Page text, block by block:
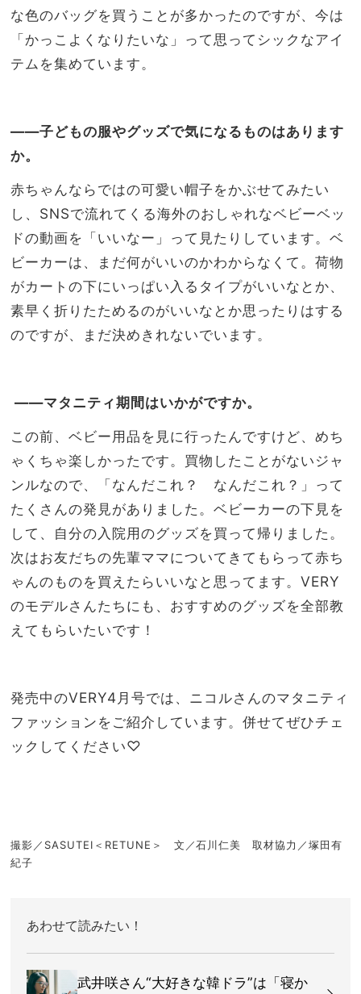
な色のバッグを買うことが多かったのですが、今は
「かっこよくなりたいな」って思ってシックなアイ
テムを集めています。
――子どもの服やグッズで気になるものはあります
か。
赤ちゃんならではの可愛い帽子をかぶせてみたい
し、 SNSで流れてくる海外のおしゃれなベビーベッ
ドの動画を「いいなー」って見たりしています。ベ
ビーカーは、まだ何がいいのかわからなくて。荷物
がカートの下にいっぱい入るタイプがいいなとか、
素早く折りたためるのがいいなとか思ったりはする
のですが、まだ決めきれないでいます。
――マタニティ期間はいかがですか。
この前、ベビー用品を見に行ったんですけど、めち
ゃくちゃ楽しかったです。買物したことがないジャ
ンルなので、「なんだこれ？ なんだこれ？」って
たくさんの発見がありました。ベビーカーの下見を
して、自分の入院用のグッズを買って帰りました。
次はお友だちの先輩ママについてきてもらって赤ち
ゃんのものを買えたらいいなと思ってます。 VERY
のモデルさんたちにも、おすすめのグッズを全部教
えてもらいたいです！
発売中のVERY4月号では、ニコルさんのマタニティ
ファッションをご紹介しています。併せてぜひチェ
ックしてください♡
撮影／SASUTEI＜RETUNE＞ 文／石川仁美 取材協力／塚田有
紀子
あわせて読みたい！
武井咲さん“大好きな韓ドラ”は「寝か